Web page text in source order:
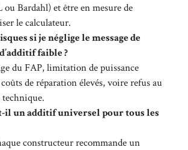
Bardahl) et être en mesure de
le calculateur.
si je néglige le message de
faible ?
du FAP, limitation de puissance
de réparation élevés, voire refus au
il un additif universel pour tous les
constructeur recommande un